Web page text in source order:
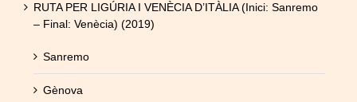
RUTA PER LIGÚRIA I VENÈCIA D’ITÀLIA (Inici: Sanremo
– Final: Venècia) (2019)
Sanremo
Gènova